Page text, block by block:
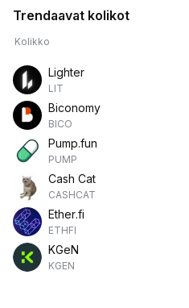
Trendaavat kolikot
Kolikko
Lighter
LIT
Biconomy
BICO
Pump.fun
PUMP
Cash Cat
CASHCAT
Ether.fi
ETHFI
KGeN
KGEN